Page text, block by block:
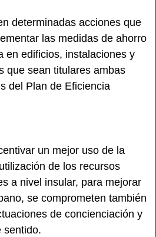
determinadas acciones que
las medidas de ahorro
en edificios, instalaciones y
que sean titulares ambas
del Plan de Eficiencia
un mejor uso de la
de los recursos
a nivel insular, para mejorar
se comprometen también
de concienciación y
sentido.